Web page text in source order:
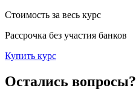
Стоимость за весь курс
Рассрочка без участия банков
Купить курс
Остались вопросы?